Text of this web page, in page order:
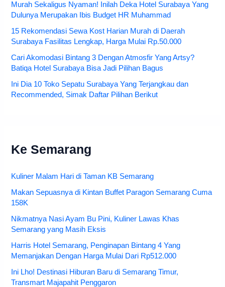
Murah Sekaligus Nyaman! Inilah Deka Hotel Surabaya Yang
Dulunya Merupakan Ibis Budget HR Muhammad
15 Rekomendasi Sewa Kost Harian Murah di Daerah
Surabaya Fasilitas Lengkap, Harga Mulai Rp.50.000
Cari Akomodasi Bintang 3 Dengan Atmosfir Yang Artsy?
Batiqa Hotel Surabaya Bisa Jadi Pilihan Bagus
Ini Dia 10 Toko Sepatu Surabaya Yang Terjangkau dan
Recommended, Simak Daftar Pilihan Berikut
Ke Semarang
Kuliner Malam Hari di Taman KB Semarang
Makan Sepuasnya di Kintan Buffet Paragon Semarang Cuma
158K
Nikmatnya Nasi Ayam Bu Pini, Kuliner Lawas Khas
Semarang yang Masih Eksis
Harris Hotel Semarang, Penginapan Bintang 4 Yang
Memanjakan Dengan Harga Mulai Dari Rp512.000
Ini Lho! Destinasi Hiburan Baru di Semarang Timur,
Transmart Majapahit Penggaron